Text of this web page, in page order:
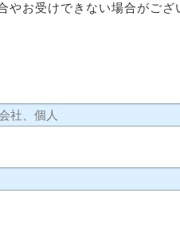
やお受けできない場合がご